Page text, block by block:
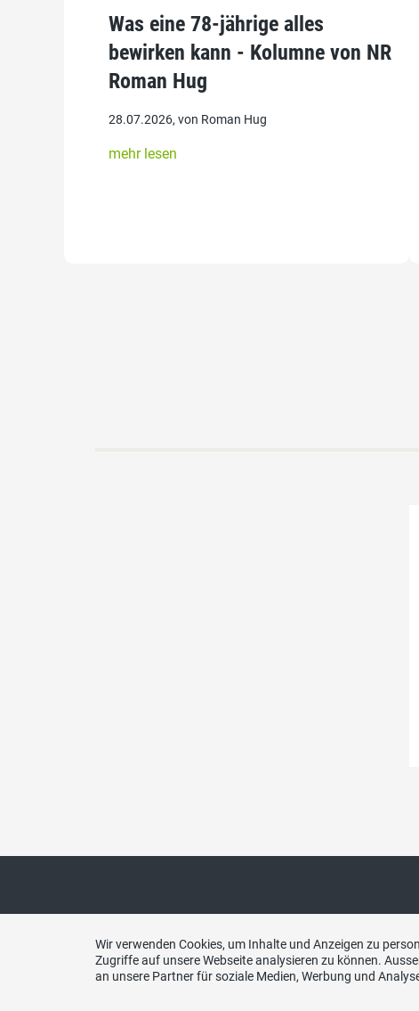
Was eine 78-jährige alles
bewirken kann - Kolumne von NR
Roman Hug
28.07.2026, von Roman Hug
mehr lesen
Kontakt
Wir verwenden Cookies, um Inhalte und Anzeigen zu
Zugriffe auf unsere Webseite analysieren zu können.
an unsere Partner für soziale Medien, Werbung und